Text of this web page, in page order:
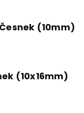
(10mm)
(10x16mm)